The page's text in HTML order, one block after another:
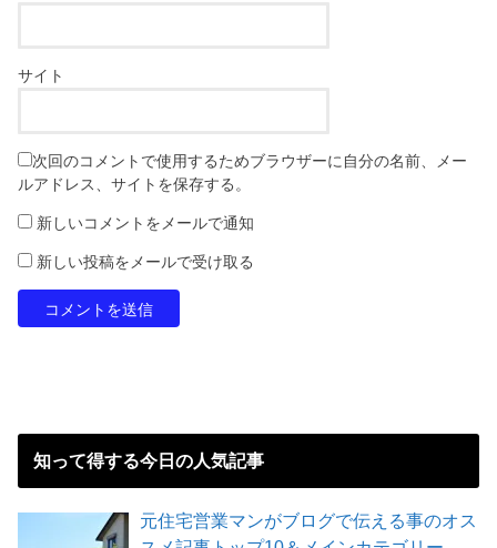
サイト
次回のコメントで使用するためブラウザーに自分の名前、メー
ルアドレス、サイトを保存する。
新しいコメントをメールで通知
新しい投稿をメールで受け取る
知って得する今日の人気記事
元住宅営業マンがブログで伝える事のオス